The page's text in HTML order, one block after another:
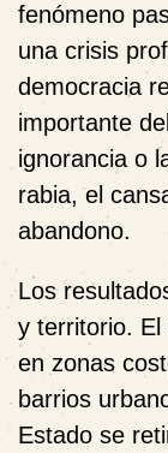
fenómeno
una crisis
democracia
importante
ignorancia o
rabia, el
abandono.
Los
y territorio. El
en zonas
barrios
Estado se